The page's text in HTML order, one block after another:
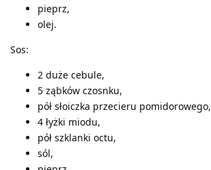
pieprz,
olej.
Sos:
2 duże cebule,
5 ząbków czosnku,
pół słoiczka przecieru pomidorowego,
4 łyżki miodu,
pół szklanki octu,
sól,